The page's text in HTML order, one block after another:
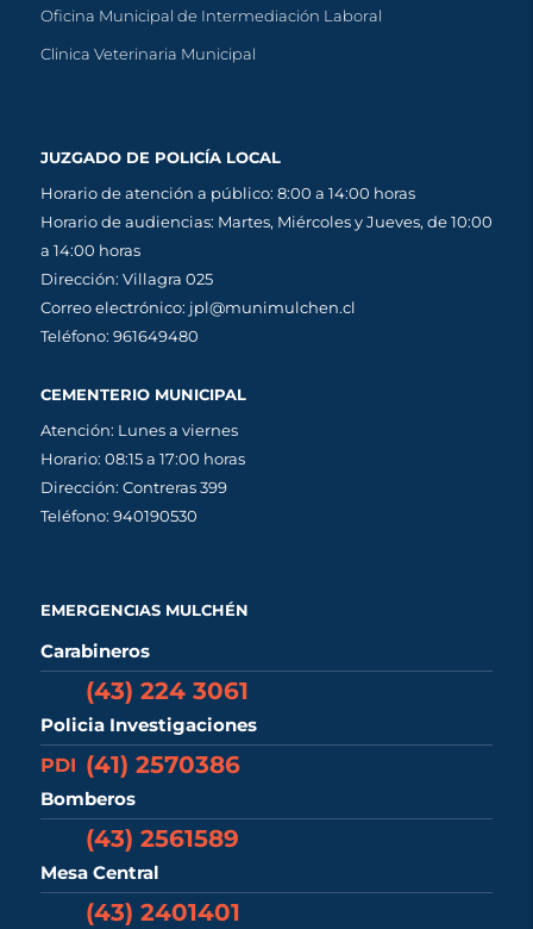
Oficina Municipal de Intermediación Laboral
Clinica Veterinaria Municipal
JUZGADO DE POLICÍA LOCAL
Horario de atención a público: 8:00 a 14:00 horas
Horario de audiencias: Martes, Miércoles y Jueves, de 10:00
a 14:00 horas
Dirección: Villagra 025
Correo electrónico: jpl@munimulchen.cl
Teléfono: 961649480
CEMENTERIO MUNICIPAL
Atención: Lunes a viernes
Horario: 08:15 a 17:00 horas
Dirección: Contreras 399
Teléfono: 940190530
EMERGENCIAS MULCHÉN
Carabineros
(43) 224 3061
Policia Investigaciones
PDI (41) 2570386
Bomberos
(43) 2561589
Mesa Central
(43) 2401401